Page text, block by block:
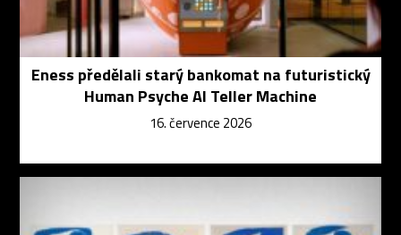
Eness předělali starý bankomat na futuristický
Human Psyche AI Teller Machine
16. července 2026